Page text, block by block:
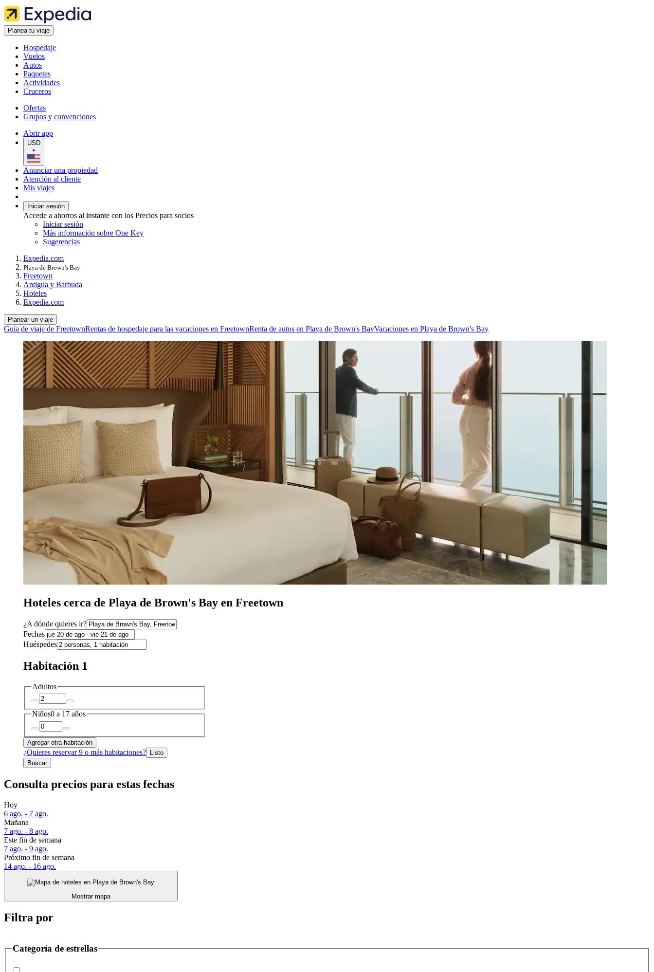
Planea tu viaje
Hospedaje
Vuelos
Autos
Paquetes
Actividades
Cruceros
Ofertas
Grupos y convenciones
Abrir app
USD
•
Anunciar una propiedad
Atención al cliente
Mis viajes
Iniciar sesión
Accede a ahorros al instante con los Precios para socios
Iniciar sesión
Más información sobre One Key
Sugerencias
Expedia.com
Playa de Brown's Bay
Freetown
Antigua y Barbuda
Hoteles
Expedia.com
Planear un viaje
Guía de viaje de FreetownRentas de hospedaje para las vacaciones en FreetownRenta de autos en Playa de Brown's BayVacaciones en Playa de Brown's Bay
Hoteles cerca de Playa de Brown's Bay en Freetown
¿A dónde quieres ir?
Fechas
Huéspedes
Habitación 1
Adultos
Niños0 a 17 años
Agregar otra habitación
¿Quieres reservar 9 o más habitaciones? Listo
Buscar
Consulta precios para estas fechas
Hoy
6 ago. - 7 ago.
Mañana
7 ago. - 8 ago.
Este fin de semana
7 ago. - 9 ago.
Próximo fin de semana
14 ago. - 16 ago.
Mostrar mapa
Filtra por
Categoría de estrellas